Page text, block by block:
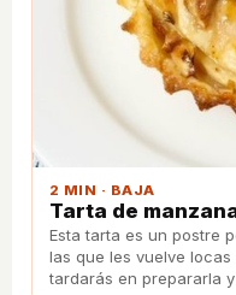
2 MIN · BAJA
Tarta de
Esta tarta es un postre
las que les vuelve
tardarás en prepararla